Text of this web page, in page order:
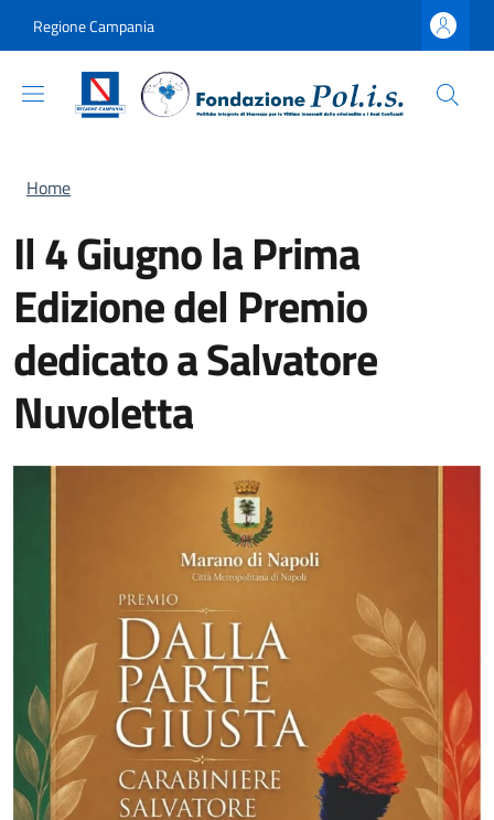
Regione Campania
Briciole di pane
Home
Il 4 Giugno la Prima
Edizione del Premio
dedicato a Salvatore
Nuvoletta